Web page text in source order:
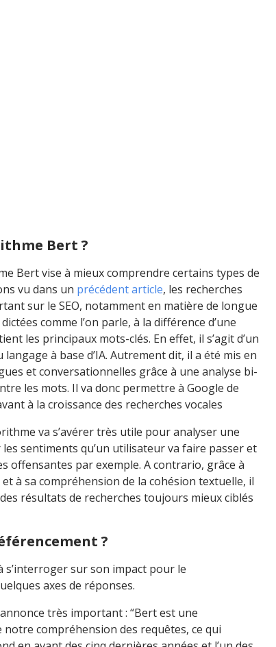
Bert ?
Bert vise à mieux comprendre certains types de
vu dans un précédent article, les recherches
sur le SEO, notamment en matière de longue
comme l’on parle, à la différence d’une
les principaux mots-clés. En effet, il s’agit d’un
à base d’IA. Autrement dit, il a été mis en
et conversationnelles grâce à une analyse bi-
les mots. Il va donc permettre à Google de
à la croissance des recherches vocales
va s’avérer très utile pour analyser une
les sentiments qu’un utilisateur va faire passer et
offensantes par exemple. A contrario, grâce à
à sa compréhension de la cohésion textuelle, il
résultats de recherches toujours mieux ciblés
?
s’interroger sur son impact pour le
axes de réponses.
très important : “Bert est une
compréhension des requêtes, ce qui